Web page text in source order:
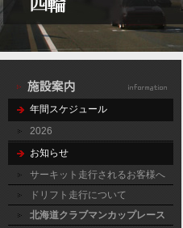
年間スケジュール
2026
お知らせ
サーキット走行されるお客様へ
ドリフト走行について
北海道クラブマンカップレース